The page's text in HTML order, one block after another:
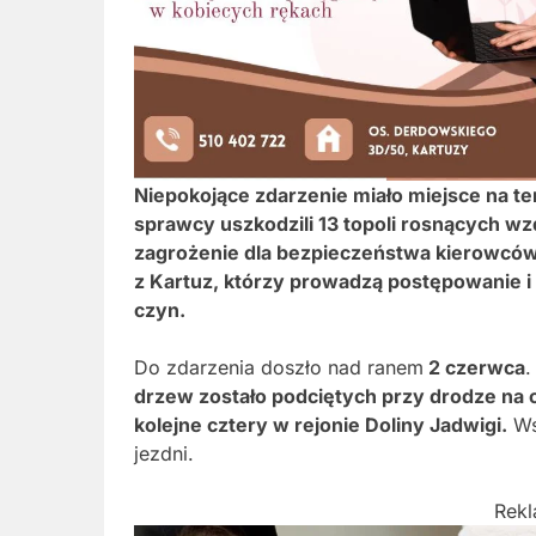
Niepokojące zdarzenie miało miejsce na
sprawcy uszkodzili 13 topoli rosnących
zagrożenie dla bezpieczeństwa
z Kartuz, którzy prowadzą postępowanie
czyn.
Do zdarzenia doszło nad ranem 2 czerwca.
drzew zostało podciętych przy drodze na
kolejne cztery w rejonie Doliny Jadwigi.
jezdni.